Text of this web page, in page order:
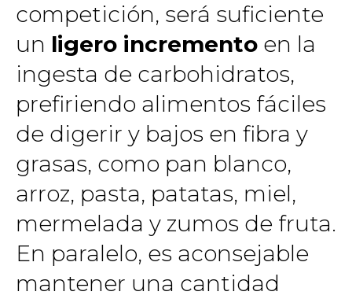
competición, será suficiente
un ligero incremento en la
ingesta de carbohidratos,
prefiriendo alimentos fáciles
de digerir y bajos en fibra y
grasas, como pan blanco,
arroz, pasta, patatas, miel,
mermelada y zumos de fruta.
En paralelo, es aconsejable
mantener una cantidad